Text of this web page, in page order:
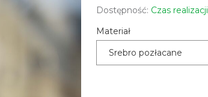
Dostępność: Czas
Materiał
Srebro pozłacane